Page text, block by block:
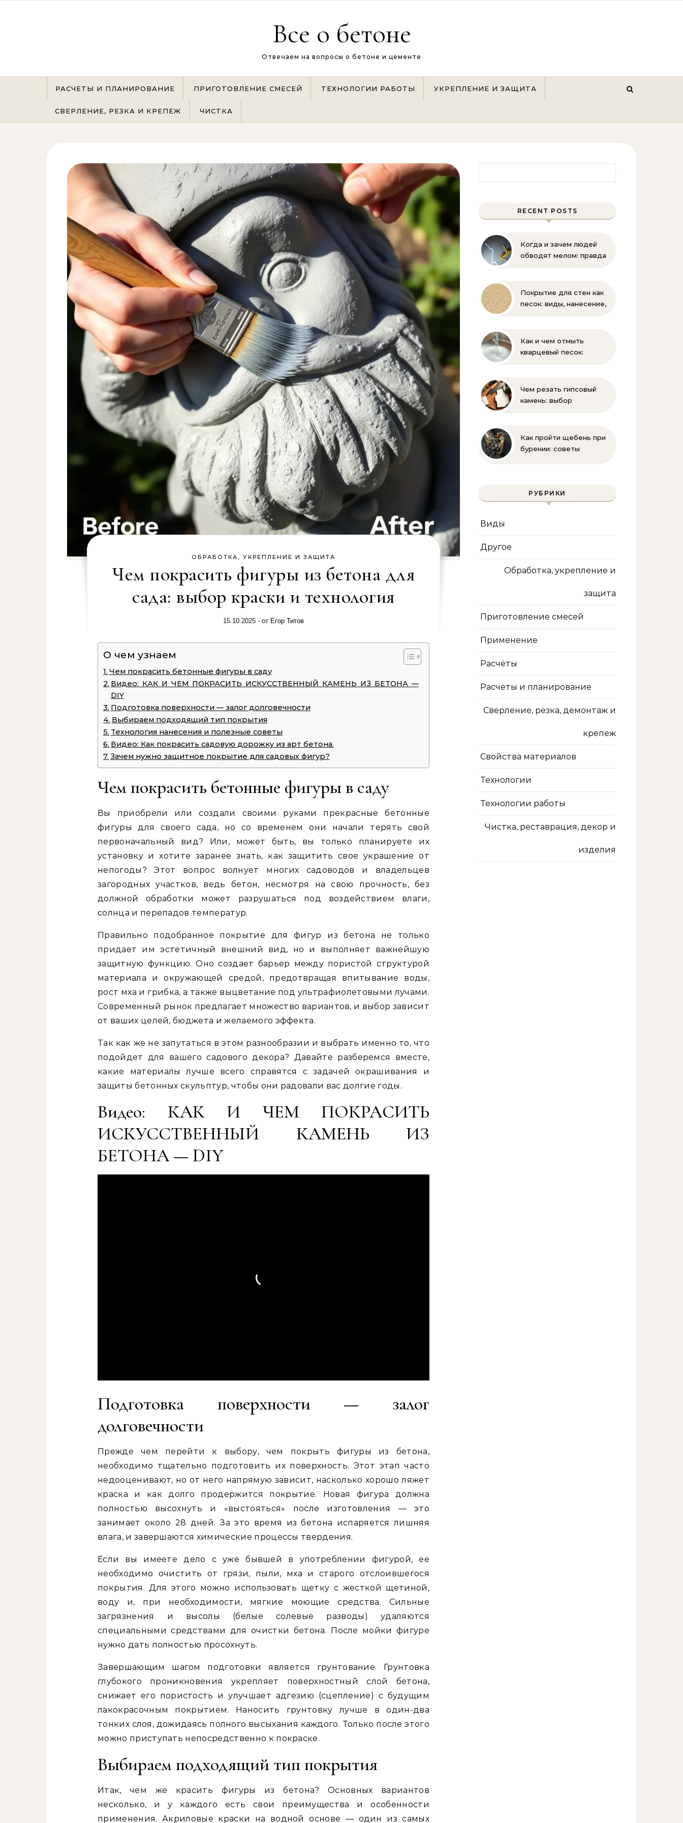
Все о бетоне
Отвечаем на вопросы о бетоне и цементе
РАСЧЕТЫ И ПЛАНИРОВАНИЕ ПРИГОТОВЛЕНИЕ СМЕСЕЙ ТЕХНОЛОГИИ РАБОТЫ УКРЕПЛЕНИЕ И ЗАЩИТА
СВЕРЛЕНИЕ, РЕЗКА И КРЕПЕЖ ЧИСТКА
ОБРАБОТКА, УКРЕПЛЕНИЕ И ЗАЩИТА
Чем покрасить фигуры из бетона для
сада: выбор краски и технология
15.10.2025 - от Егор Титов
О чем узнаем
Чем покрасить бетонные фигуры в саду
Видео: КАК И ЧЕМ ПОКРАСИТЬ ИСКУССТВЕННЫЙ КАМЕНЬ ИЗ БЕТОНА —
DIY
Подготовка поверхности — залог долговечности
Выбираем подходящий тип покрытия
Технология нанесения и полезные советы
Видео: Как покрасить садовую дорожку из арт бетона.
Зачем нужно защитное покрытие для садовых фигур?
Чем покрасить бетонные фигуры в саду
Вы приобрели или создали своими руками прекрасные бетонные
фигуры для своего сада, но со временем они начали терять свой
первоначальный вид? Или, может быть, вы только планируете их
установку и хотите заранее знать, как защитить свое украшение от
непогоды? Этот вопрос волнует многих садоводов и владельцев
загородных участков, ведь бетон, несмотря на свою прочность, без
должной обработки может разрушаться под воздействием влаги,
солнца и перепадов температур.
Правильно подобранное покрытие для фигур из бетона не только
придает им эстетичный внешний вид, но и выполняет важнейшую
защитную функцию. Оно создает барьер между пористой структурой
материала и окружающей средой, предотвращая впитывание воды,
рост мха и грибка, а также выцветание под ультрафиолетовыми лучами.
Современный рынок предлагает множество вариантов, и выбор зависит
от ваших целей, бюджета и желаемого эффекта.
Так как же не запутаться в этом разнообразии и выбрать именно то, что
подойдет для вашего садового декора? Давайте разберемся вместе,
какие материалы лучше всего справятся с задачей окрашивания и
защиты бетонных скульптур, чтобы они радовали вас долгие годы.
Видео: КАК И ЧЕМ ПОКРАСИТЬ
ИСКУССТВЕННЫЙ КАМЕНЬ ИЗ
БЕТОНА — DIY
Подготовка поверхности — залог
долговечности
Прежде чем перейти к выбору, чем покрыть фигуры из бетона,
необходимо тщательно подготовить их поверхность. Этот этап часто
недооценивают, но от него напрямую зависит, насколько хорошо ляжет
краска и как долго продержится покрытие. Новая фигура должна
полностью высохнуть и «выстояться» после изготовления — это
занимает около 28 дней. За это время из бетона испаряется лишняя
влага, и завершаются химические процессы твердения.
Если вы имеете дело с уже бывшей в употреблении фигурой, ее
необходимо очистить от грязи, пыли, мха и старого отслоившегося
покрытия. Для этого можно использовать щетку с жесткой щетиной,
воду и, при необходимости, мягкие моющие средства. Сильные
загрязнения и высолы (белые солевые разводы) удаляются
специальными средствами для очистки бетона. После мойки фигуре
нужно дать полностью просохнуть.
Завершающим шагом подготовки является грунтование. Грунтовка
глубокого проникновения укрепляет поверхностный слой бетона,
снижает его пористость и улучшает адгезию (сцепление) с будущим
лакокрасочным покрытием. Наносить грунтовку лучше в один-два
тонких слоя, дожидаясь полного высыхания каждого. Только после этого
можно приступать непосредственно к покраске.
Выбираем подходящий тип покрытия
Итак, чем же красить фигуры из бетона? Основных вариантов
несколько, и у каждого есть свои преимущества и особенности
применения. Акриловые краски на водной основе — один из самых
RECENT POSTS
Когда и зачем людей
обводят мелом: правда
Покрытие для стен как
песок: виды, нанесение,
Как и чем отмыть
кварцевый песок:
Чем резать гипсовый
камень: выбор
Как пройти щебень при
бурении: советы
РУБРИКИ
Виды
Другое
Обработка, укрепление и
защита
Приготовление смесей
Применение
Расчёты
Расчеты и планирование
Сверление, резка, демонтаж и
крепеж
Свойства материалов
Технологии
Технологии работы
Чистка, реставрация, декор и
изделия